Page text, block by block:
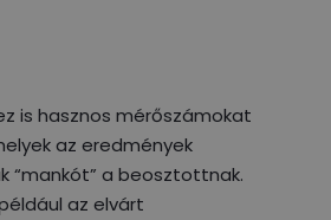
is hasznos mérőszámokat
az eredmények
“mankót” a beosztottnak.
az elvárt